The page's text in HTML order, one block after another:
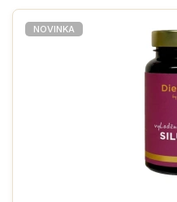
NOVINKA